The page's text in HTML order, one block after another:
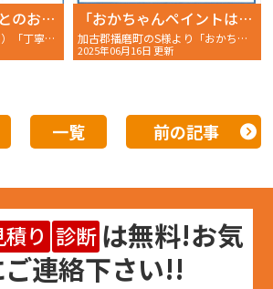
丁寧でよかったよとのお声を頂きました
明石市二見町（外壁塗装）「丁寧でよかったよ」I様〜完工後アンケート〜
「おかちゃんペイントは真面目な良い会社ですよ!!と紹介したい」
加古郡播磨町のS様より「おかちゃんペイントは真面目な良い会社ですよ!!と紹介したい」〜完工後アンケート〜
2025年06月16日 更新
一覧 前の記事
り 診断 は無料!お気
連絡下さい!!